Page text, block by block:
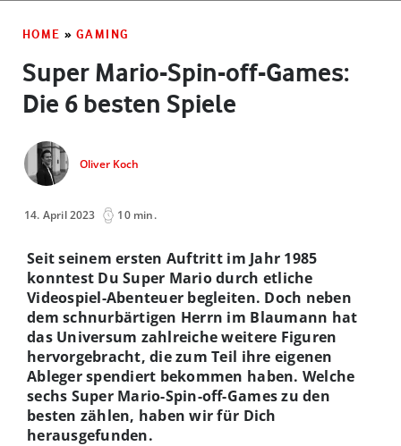
HOME » GAMING
Super Mario-Spin-off-Games:
Die 6 besten Spiele
Oliver Koch
14. April 2023 10 min.
Seit seinem ersten Auftritt im Jahr 1985
konntest Du Super Mario durch etliche
Videospiel-Abenteuer begleiten. Doch neben
dem schnurbärtigen Herrn im Blaumann hat
das Universum zahlreiche weitere Figuren
hervorgebracht, die zum Teil ihre eigenen
Ableger spendiert bekommen haben. Welche
sechs Super Mario-Spin-off-Games zu den
besten zählen, haben wir für Dich
herausgefunden.